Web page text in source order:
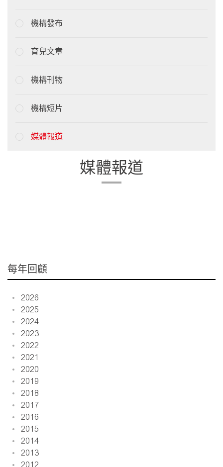
機構發布
育兒文章
機構刊物
機構短片
媒體報道
媒體報道
每年回顧
2026
2025
2024
2023
2022
2021
2020
2019
2018
2017
2016
2015
2014
2013
2012